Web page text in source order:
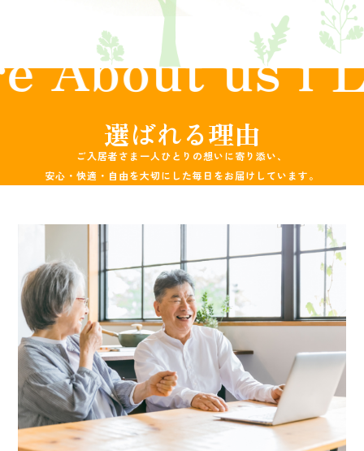
Care
選ばれる理由
ご入居者さま一人ひとりの想いに寄り添い、
安心・快適・自由を大切にした毎日をお届けしています。